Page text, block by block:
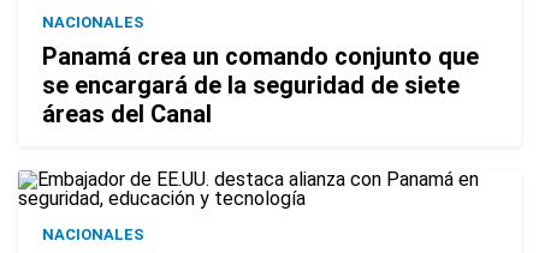
NACIONALES
Panamá crea un comando conjunto que
se encargará de la seguridad de siete
áreas del Canal
NACIONALES